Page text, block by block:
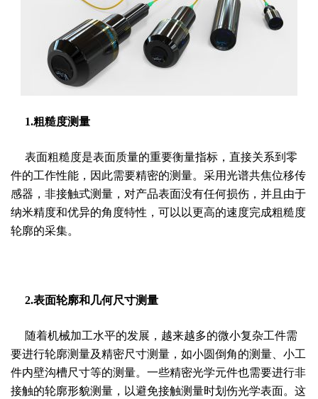
1.粗糙度测量
表面粗糙度是表面质量的重要衡量指标，直接关系到零
件的工作性能，因此需要精密的测量。采用光谱共焦位移传
感器，非接触式测量，对产品表面没有任何损伤，并且由于
纳米精度和优异的角度特性，可以以更高的速度完成粗糙度
轮廓的采集。
2.表面轮廓和几何尺寸测量
随着机械加工水平的发展，越来越多的微小复杂工件需
要进行轮廓测量及精密尺寸测量，如小圆倒角的测量、小工
件内壁沟槽尺寸等的测量。一些精密光学元件也需要进行非
接触的轮廓形貌测量，以避免接触测量时划伤光学表面。这